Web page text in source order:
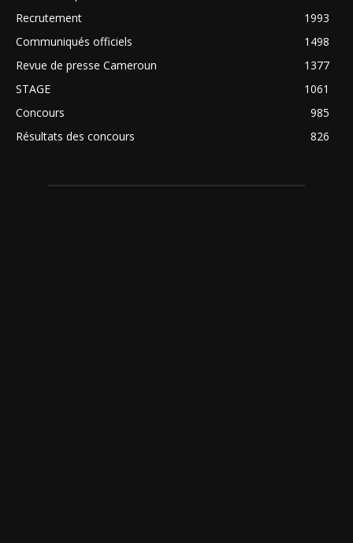
Recrutement
1993
Communiqués officiels
1498
Revue de presse Cameroun
1377
STAGE
1061
Concours
985
Résultats des concours
826